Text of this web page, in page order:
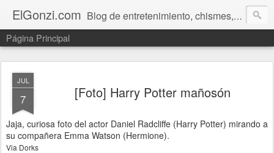
ElGonzi.com Blog de entretenimiento, chismes, humor, farándula, curiosidades, ovnis, noticias calientes, fotos, videos, paranormal y ¡más!
Página Principal
JUL
7 [Foto] Harry Potter mañosón
Jaja, curiosa foto del actor Daniel Radcliffe (Harry Potter) mirando a
su compañera Emma Watson (Hermione).
Via Dorks